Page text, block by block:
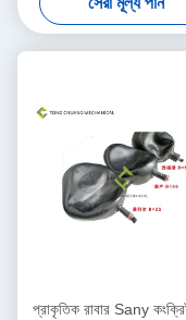
প্রাকৃতিক রাবার Sany